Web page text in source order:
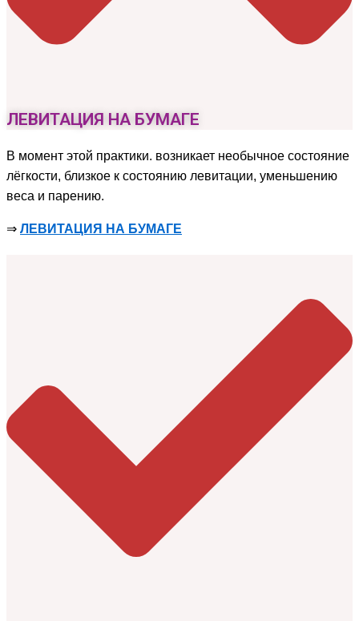
ЛЕВИТАЦИЯ НА БУМАГЕ
В момент этой практики. возникает необычное состояние
лёгкости, близкое к состоянию левитации, уменьшению
веса и парению.
⇒ ЛЕВИТАЦИЯ НА БУМАГЕ